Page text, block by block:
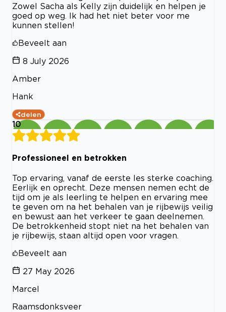
Zowel Sacha als Kelly zijn duidelijk en helpen je
goed op weg. Ik had het niet beter voor me
kunnen stellen!
Beveelt aan
8 July 2026
Amber
Hank
delen
10
Professioneel en betrokken
Top ervaring, vanaf de eerste les sterke coaching.
Eerlijk en oprecht. Deze mensen nemen echt de
tijd om je als leerling te helpen en ervaring mee
te geven om na het behalen van je rijbewijs veilig
en bewust aan het verkeer te gaan deelnemen.
De betrokkenheid stopt niet na het behalen van
je rijbewijs, staan altijd open voor vragen.
Beveelt aan
27 May 2026
Marcel
Raamsdonksveer